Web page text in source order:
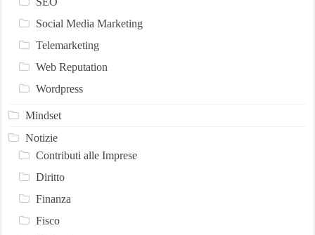
Social Media Marketing
Telemarketing
Web Reputation
Wordpress
Mindset
Notizie
Contributi alle Imprese
Diritto
Finanza
Fisco